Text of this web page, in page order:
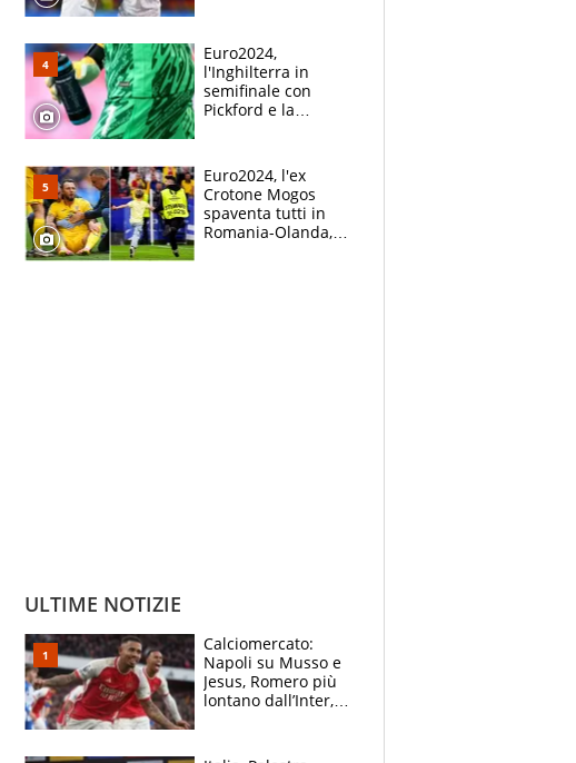
Euro2024,
l'Inghilterra in
semifinale con
Pickford e la
tuffati a sinistra"
Euro2024, l'ex
Crotone Mogos
spaventa tutti in
Romania-Olanda,
ULTIME NOTIZIE
Calciomercato:
Napoli su Musso e
Jesus, Romero più
lontano dall’Inter,
tabellone